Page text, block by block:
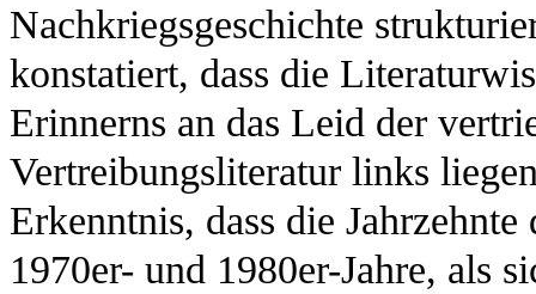
Nachkriegsgeschichte
konstatiert, dass die
Erinnerns an das Leid der
Vertreibungsliteratur links
Erkenntnis, dass die
1970er- und 1980er-Jahre, als